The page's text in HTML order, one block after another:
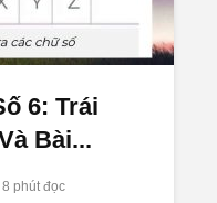
6: Trái
Bài...
8 phút đọc